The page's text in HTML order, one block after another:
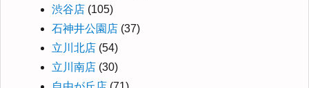
渋谷店 (105)
石神井公園店 (37)
立川北店 (54)
立川南店 (30)